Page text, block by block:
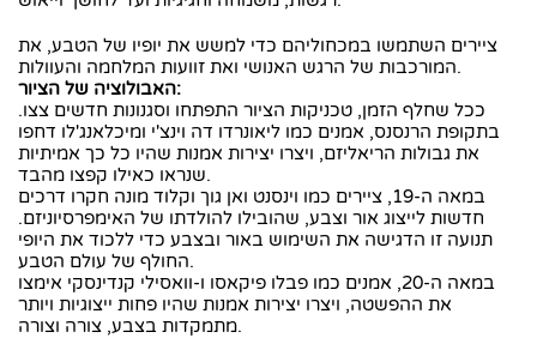
ציירים השתמשו במכחוליהם כדי למשש את יופיו של הטבע, את
המורכבות של הרגש האנושי ואת זוועות המלחמה והעוולות.
האבולוציה של הציור:
ככל שחלף הזמן, טכניקות הציור התפתחו וסגנונות חדשים צצו.
בתקופת הרנסנס, אמנים כמו ליאונרדו דה וינצ'י ומיכלאנג'לו דחפו
את גבולות הריאליזם, ויצרו יצירות אמנות שהיו כל כך אמיתיות
שנראו כאילו קפצו מהבד.
במאה ה-19, ציירים כמו וינסנט ואן גוך וקלוד מונה חקרו דרכים
חדשות לייצוג אור וצבע, שהובילו להולדתו של האימפרסיוניזם.
תנועה זו הדגישה את השימוש באור ובצבע כדי ללכוד את היופי
החולף של עולם הטבע.
במאה ה-20, אמנים כמו פבלו פיקאסו ו-וואסילי קנדינסקי אימצו
את ההפשטה, ויצרו יצירות אמנות שהיו פחות ייצוגיות ויותר
מתמקדות בצבע, צורה וצורה.